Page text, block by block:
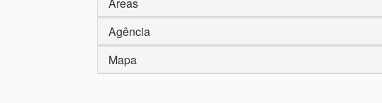
Agência
Mapa